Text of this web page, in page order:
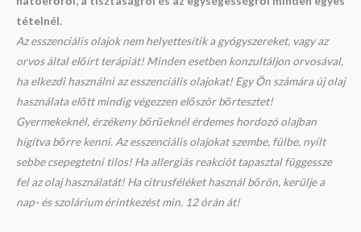
tételnél.
Az esszenciális olajok nem helyettesítik a gyógyszereket, vagy az
orvos által előírt terápiát! Minden esetben konzultáljon orvosával,
ha elkezdi használni az esszenciális olajokat! Egy Ön számára új olaj
használata előtt mindig végezzen először bőrtesztet!
Gyermekeknél, érzékeny bőrűeknél érdemes hordozó olajban
hígítva bőrre kenni. Az esszenciális olajokat szembe, fülbe, nyílt
sebbe csepegtetni tilos! Ha allergiás reakciót tapasztal függessze
fel az olaj használatát! Ha citrusféléket használ bőrön, kerülje a
nap- és szolárium érintkezést min. 12 órán át!